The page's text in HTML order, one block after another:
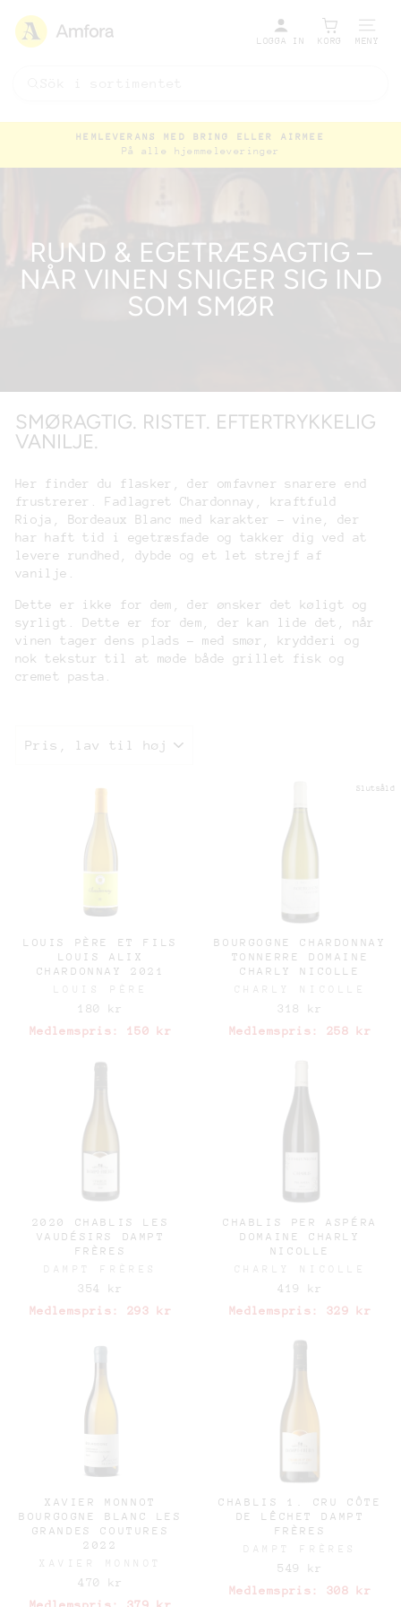
LOGGA IN KORG MENY
Pausa
HEMLEVERANS MED BRING ELLER AIRMEE
På alle hjemmeleveringer
RUND & EGETRÆSAGTIG –
NÅR VINEN SNIGER SIG IND
SOM SMØR
SMØRAGTIG. RISTET. EFTERTRYKKELIG
VANILJE.
Her finder du flasker, der omfavner snarere end
frustrerer. Fadlagret Chardonnay, kraftfuld
Rioja, Bordeaux Blanc med karakter – vine, der
har haft tid i egetræsfade og takker dig ved at
levere rundhed, dybde og et let strejf af
vanilje.
Dette er ikke for dem, der ønsker det køligt og
syrligt. Dette er for dem, der kan lide det, når
vinen tager dens plads – med smør, krydderi og
nok tekstur til at møde både grillet fisk og
cremet pasta.
LOUIS PÈRE ET FILS
LOUIS ALIX
CHARDONNAY 2021
LOUIS PÈRE
180 kr
Medlemspris:
150 kr
Slutsåld
BOURGOGNE CHARDONNAY
TONNERRE DOMAINE
CHARLY NICOLLE
CHARLY NICOLLE
318 kr
Medlemspris:
258 kr
2020 CHABLIS LES
VAUDÉSIRS DAMPT
FRÈRES
DAMPT FRÈRES
354 kr
Medlemspris:
293 kr
CHABLIS PER ASPÉRA
DOMAINE CHARLY
NICOLLE
CHARLY NICOLLE
419 kr
Medlemspris:
329 kr
XAVIER MONNOT
BOURGOGNE BLANC LES
GRANDES COUTURES
2022
XAVIER MONNOT
470 kr
CHABLIS 1. CRU CÔTE
DE LÊCHET DAMPT
FRÈRES
DAMPT FRÈRES
549 kr
Medlemspris:
308 kr